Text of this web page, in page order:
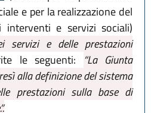
e per la realizzazione del
e servizi sociali)
servizi e delle prestazioni
le seguenti: “La Giunta
alla definizione del sistema
prestazioni sulla base di